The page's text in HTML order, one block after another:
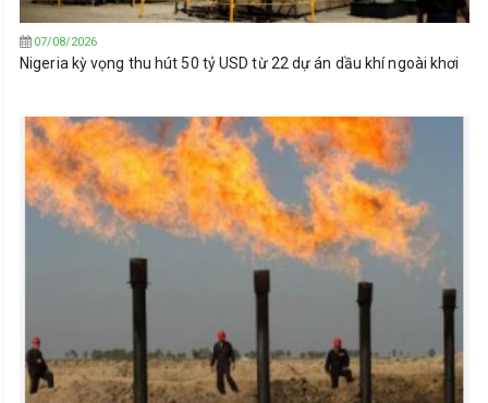
07/08/2026
Nigeria kỳ vọng thu hút 50 tỷ USD từ 22 dự án dầu khí ngoài khơi